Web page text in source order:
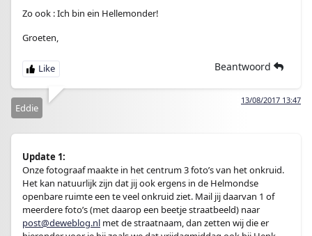
Zo ook : Ich bin ein Hellemonder!
Groeten,
Beantwoord
13/08/2017 13:47
Eddie
Update 1:
Onze fotograaf maakte in het centrum 3 foto’s van het onkruid.
Het kan natuurlijk zijn dat jij ook ergens in de Helmondse
openbare ruimte een te veel onkruid ziet. Mail jij daarvan 1 of
meerdere foto’s (met daarop een beetje straatbeeld) naar
post@deweblog.nl met de straatnaam, dan zetten wij die er